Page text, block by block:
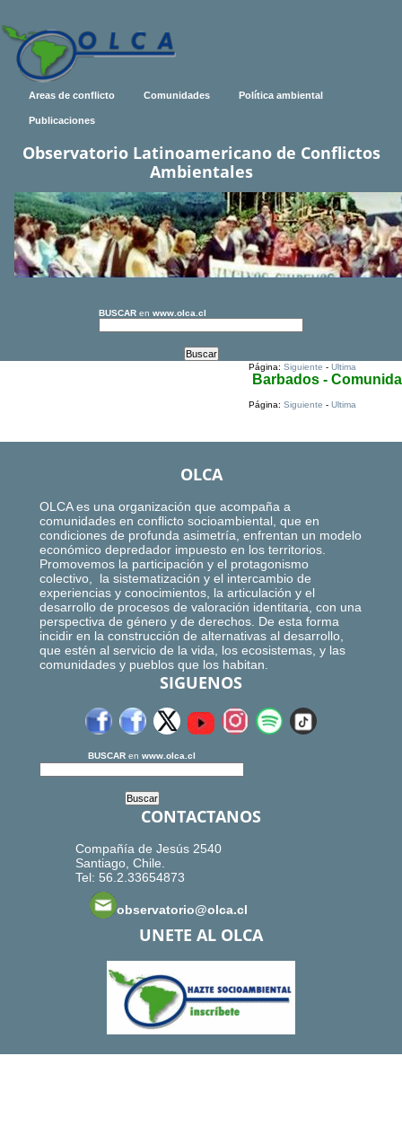
Areas de conflicto Comunidades Política ambiental
Publicaciones
Observatorio Latinoamericano de Conflictos
Ambientales
BUSCAR en www.olca.cl
Página:Siguiente -Ultima
Barbados -
Página:Siguiente -Ultima
OLCA
OLCA es una organización que acompaña a
comunidades en conflicto socioambiental, que en
condiciones de profunda asimetría, enfrentan un modelo
económico depredador impuesto en los territorios.
Promovemos la participación y el protagonismo
colectivo, la sistematización y el intercambio de
experiencias y conocimientos, la articulación y el
desarrollo de procesos de valoración identitaria, con una
perspectiva de género y de derechos. De esta forma
incidir en la construcción de alternativas al desarrollo,
que estén al servicio de la vida, los ecosistemas, y las
comunidades y pueblos que los habitan.
SIGUENOS
BUSCAR en www.olca.cl
CONTACTANOS
Compañía de Jesús 2540
Santiago, Chile.
Tel: 56.2.33654873
observatorio@olca.cl
UNETE AL OLCA